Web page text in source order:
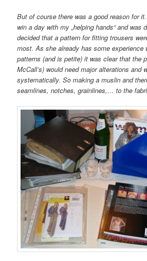
But of course there was a good reason for
win a day with my „helping hands“ and was
decided that a pattern for fitting trousers
most. As she already has some experience
patterns (and is petite) it was clear that the
McCall’s) would need major alterations and
systematically. So making a muslin and
seamlines, notches, grainlines,… to the